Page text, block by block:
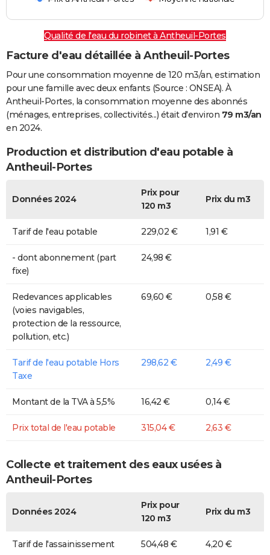
Qualité de l'eau du robinet à Antheuil-Portes
Facture d'eau détaillée à Antheuil-Portes
Pour une consommation moyenne de 120 m3/an, estimation
pour une famille avec deux enfants (Source : ONSEA). À
Antheuil-Portes, la consommation moyenne des abonnés
(ménages, entreprises, collectivités...) était d'environ 79 m3/an
en 2024.
Production et distribution d'eau potable à
Antheuil-Portes
Données 2024
Prix pour
120 m3
Prix du m3
Tarif de l'eau potable 229,02 € 1,91 €
- dont abonnement (part
fixe)
24,98 €
Redevances applicables
(voies navigables,
protection de la ressource,
pollution, etc.)
69,60 € 0,58 €
Tarif de l'eau potable Hors
Taxe
298,62 € 2,49 €
Montant de la TVA à 5,5% 16,42 € 0,14 €
Prix total de l'eau potable 315,04 € 2,63 €
Collecte et traitement des eaux usées à
Antheuil-Portes
Données 2024
Prix pour
120 m3
Prix du m3
Tarif de l'assainissement 504,48 € 4,20 €